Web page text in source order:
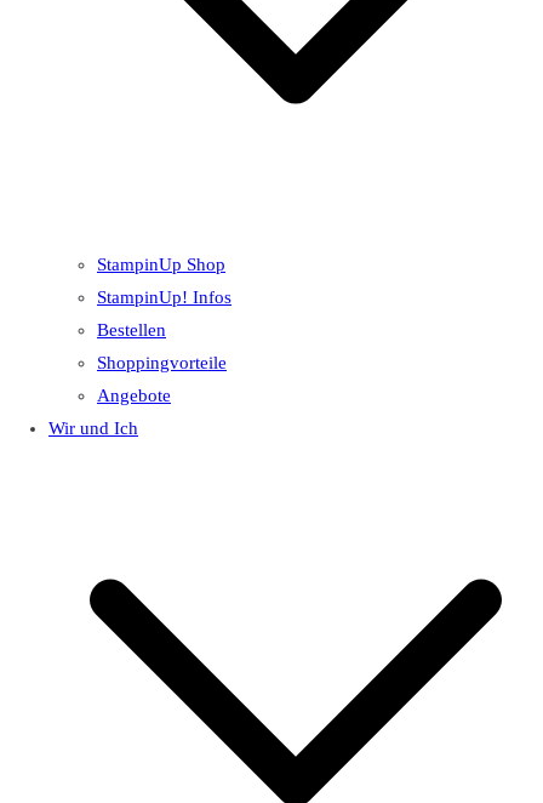
StampinUp Shop
StampinUp! Infos
Bestellen
Shoppingvorteile
Angebote
Wir und Ich